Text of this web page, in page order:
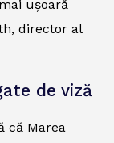
ușoară
director al
de viză
că Marea